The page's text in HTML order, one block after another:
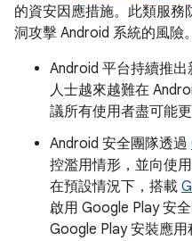
的資安因應措施。此類服
洞攻擊 Android 系統的風險。
Android 平台持續推
人士越來越難在
議所有使用者盡可能
Android 安全團隊透過
控濫用情形，並向使
在預設情況下，搭載
啟用 Google Play 安
Google Play 安裝應